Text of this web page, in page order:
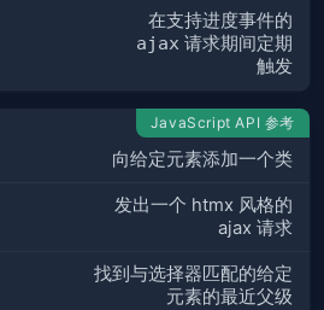
在支持进度事件的
ajax 请求期间定期
触发
JavaScript API 参考
向给定元素添加一个类
发出一个 htmx 风格的
ajax 请求
找到与选择器匹配的给定
元素的最近父级